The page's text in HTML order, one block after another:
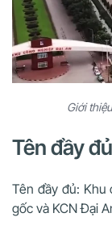
Giới
Tên đầy
Tên đầy đủ: Khu
gốc và KCN Đại